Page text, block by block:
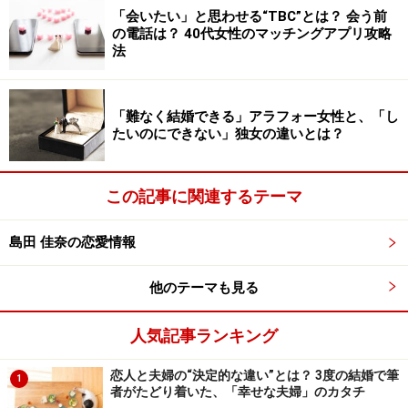
「好き避け」とは、好きな相手だからこそ、意識しすぎ
て近づけなくなってしまうこと。
すぎた（大本命）せいで、肝心の好きな相手の前で自分
をうまく出せなくなってしまうのです。
下心だと勘違いされたくない
本気の好きを相手に知られたくない
相手が自分のことを好きかわからないから素直にな
れない
自分に自信がないから堂々とアプローチできない
「意識しすぎる」の裏には、複雑な心理が入り混じって
います。
恋愛経験が豊富な男性であれば、好き避けのような態度
が逆効果になるかもしれないことも知っています。しか
「会いたい」と思わせる“TBC”とは？ 会う前
の電話は？ 40代女性のマッチングアプリ攻略
法
「難なく結婚できる」アラフォー女性と、「し
たいのにできない」独女の違いとは？
この記事に関連するテーマ
島田 佳奈の恋愛情報
他のテーマも見る
人気記事ランキング
1
恋人と夫婦の“決定的な違い”とは？ 3度の結婚で筆
者がたどり着いた、「幸せな夫婦」のカタチ